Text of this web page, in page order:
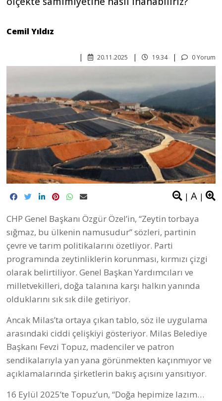
Cemil Yıldız
0 Yorum
19.34
20.11.2025
| A |
CHP Genel Başkanı Özgür Özel’in, “Zeytin torbaya
sığmaz, bu ülkenin namusudur” sözleri, partinin
çevre ve tarım politikalarını özetliyor. Parti
programında zeytinliklerin korunması, kırmızı çizgi
olarak belirtiliyor. Genel Başkan Yardımcıları ve
milletvekilleri, doğa talanına karşı halkın yanında
olduklarını sık sık dile getiriyor.
Ancak Milas’ta ortaya çıkan tablo, söz ile uygulama
arasındaki ciddi çelişkiyi gösteriyor. Milas Belediye
Başkanı Fevzi Topuz, madenciler ve patron
sendikalarıyla yan yana görünmekten kaçınmıyor ve
açıklamalarında şirketlerin bakış açısını yansıtıyor.
16 Eylül 2025’te Topuz’un, “Doğa hepimize lazım…